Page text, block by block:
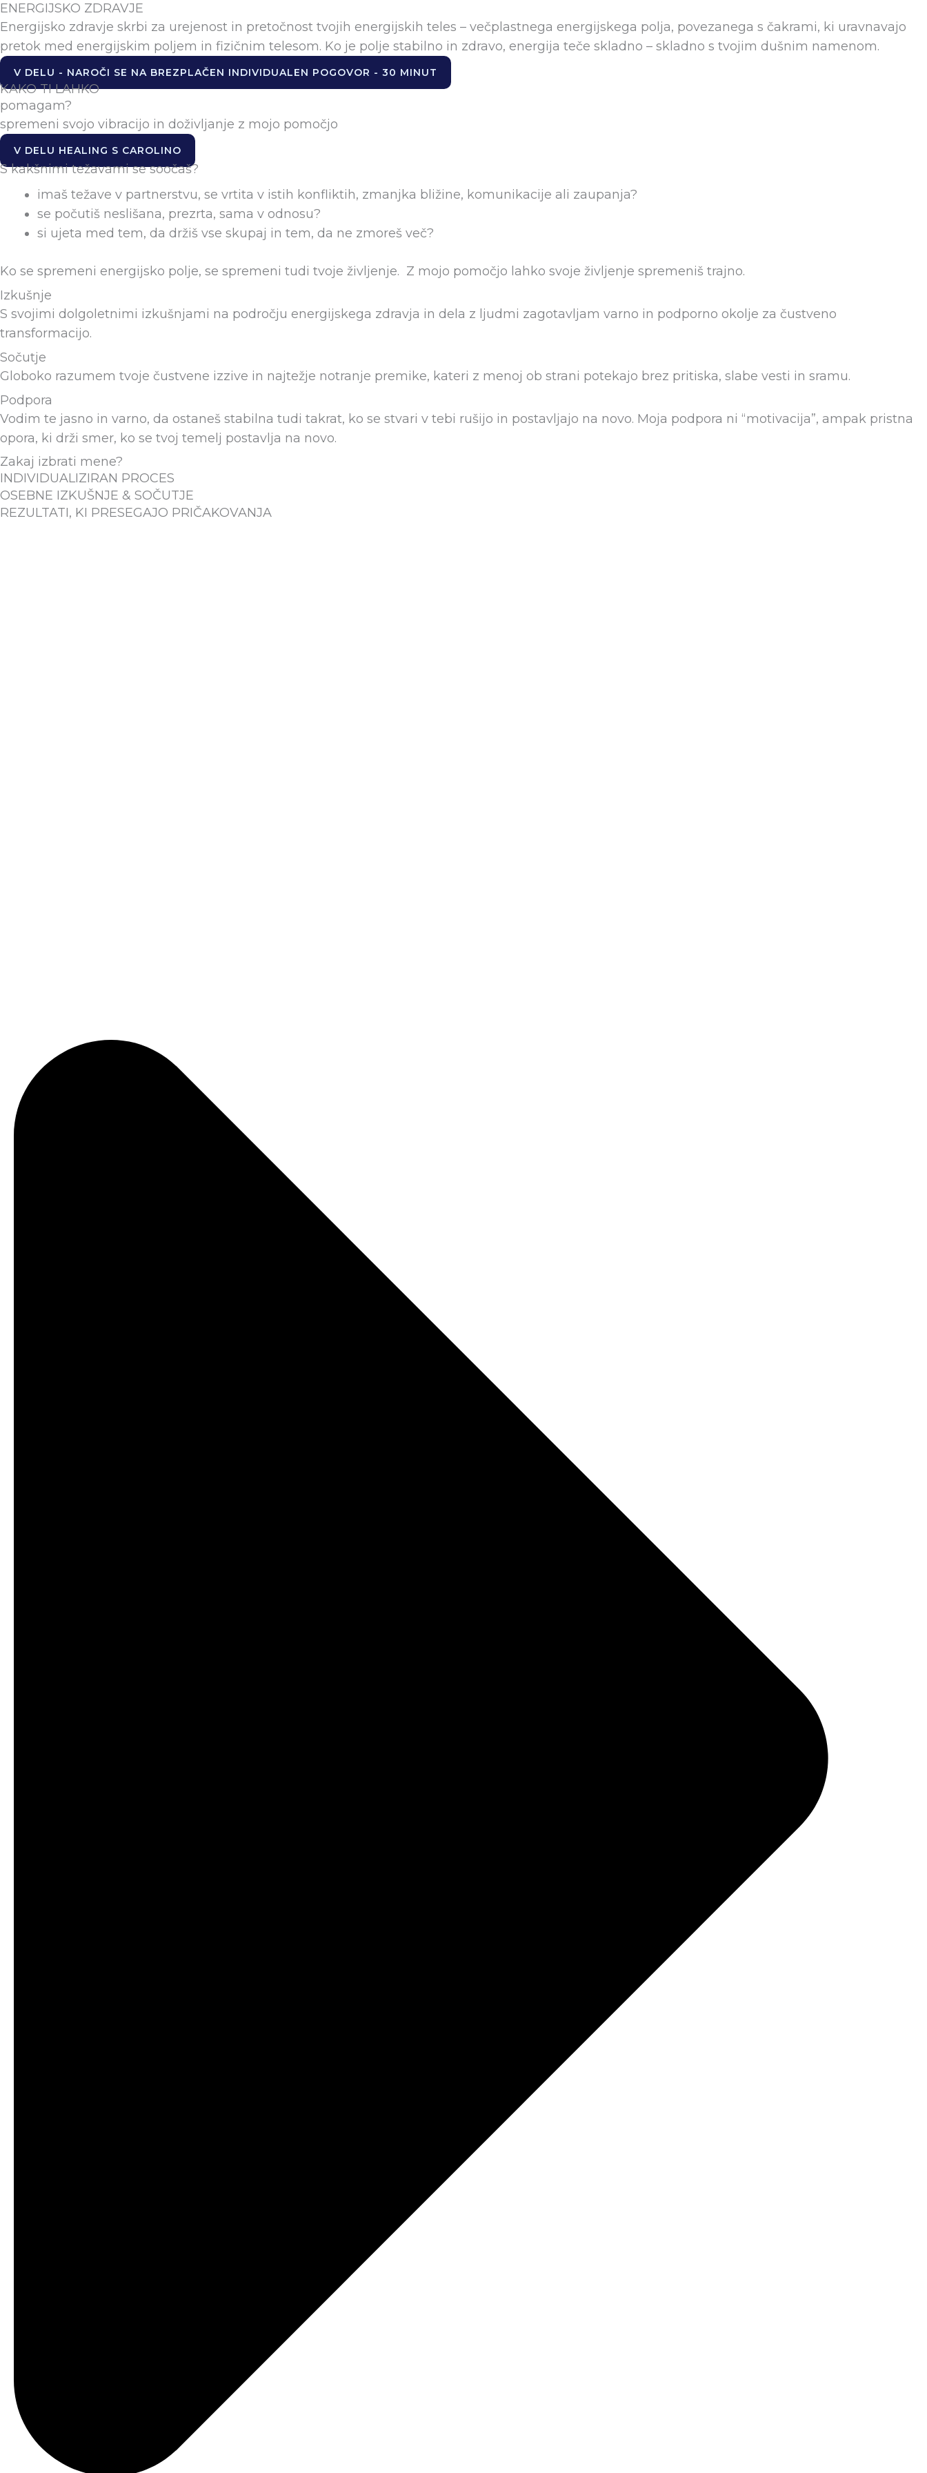
Skip
to
content
ENERGIJSKO ZDRAVJE
Energijsko zdravje skrbi za urejenost in pretočnost tvojih energijskih teles – večplastnega energijskega polja, povezanega s čakrami, ki uravnavajo
pretok med energijskim poljem in fizičnim telesom. Ko je polje stabilno in zdravo, energija teče skladno – skladno s tvojim dušnim namenom.
V DELU - NAROČI SE NA BREZPLAČEN INDIVIDUALEN POGOVOR - 30 MINUT
KAKO TI LAHKO
pomagam?
spremeni svojo vibracijo in doživljanje z mojo pomočjo
V DELU HEALING S CAROLINO
S kakšnimi težavami se soočaš?
imaš težave v partnerstvu, se vrtita v istih konfliktih, zmanjka bližine, komunikacije ali zaupanja?
se počutiš neslišana, prezrta, sama v odnosu?
si ujeta med tem, da držiš vse skupaj in tem, da ne zmoreš več?
Ko se spremeni energijsko polje, se spremeni tudi tvoje življenje. Z mojo pomočjo lahko svoje življenje spremeniš trajno.
Izkušnje
S svojimi dolgoletnimi izkušnjami na področju energijskega zdravja in dela z ljudmi zagotavljam varno in podporno okolje za čustveno
transformacijo.
Sočutje
Globoko razumem tvoje čustvene izzive in najtežje notranje premike, kateri z menoj ob strani potekajo brez pritiska, slabe vesti in sramu.
Podpora
Vodim te jasno in varno, da ostaneš stabilna tudi takrat, ko se stvari v tebi rušijo in postavljajo na novo. Moja podpora ni “motivacija”, ampak pristna
opora, ki drži smer, ko se tvoj temelj postavlja na novo.
Zakaj izbrati mene?
INDIVIDUALIZIRAN PROCES
OSEBNE IZKUŠNJE & SOČUTJE
REZULTATI, KI PRESEGAJO PRIČAKOVANJA